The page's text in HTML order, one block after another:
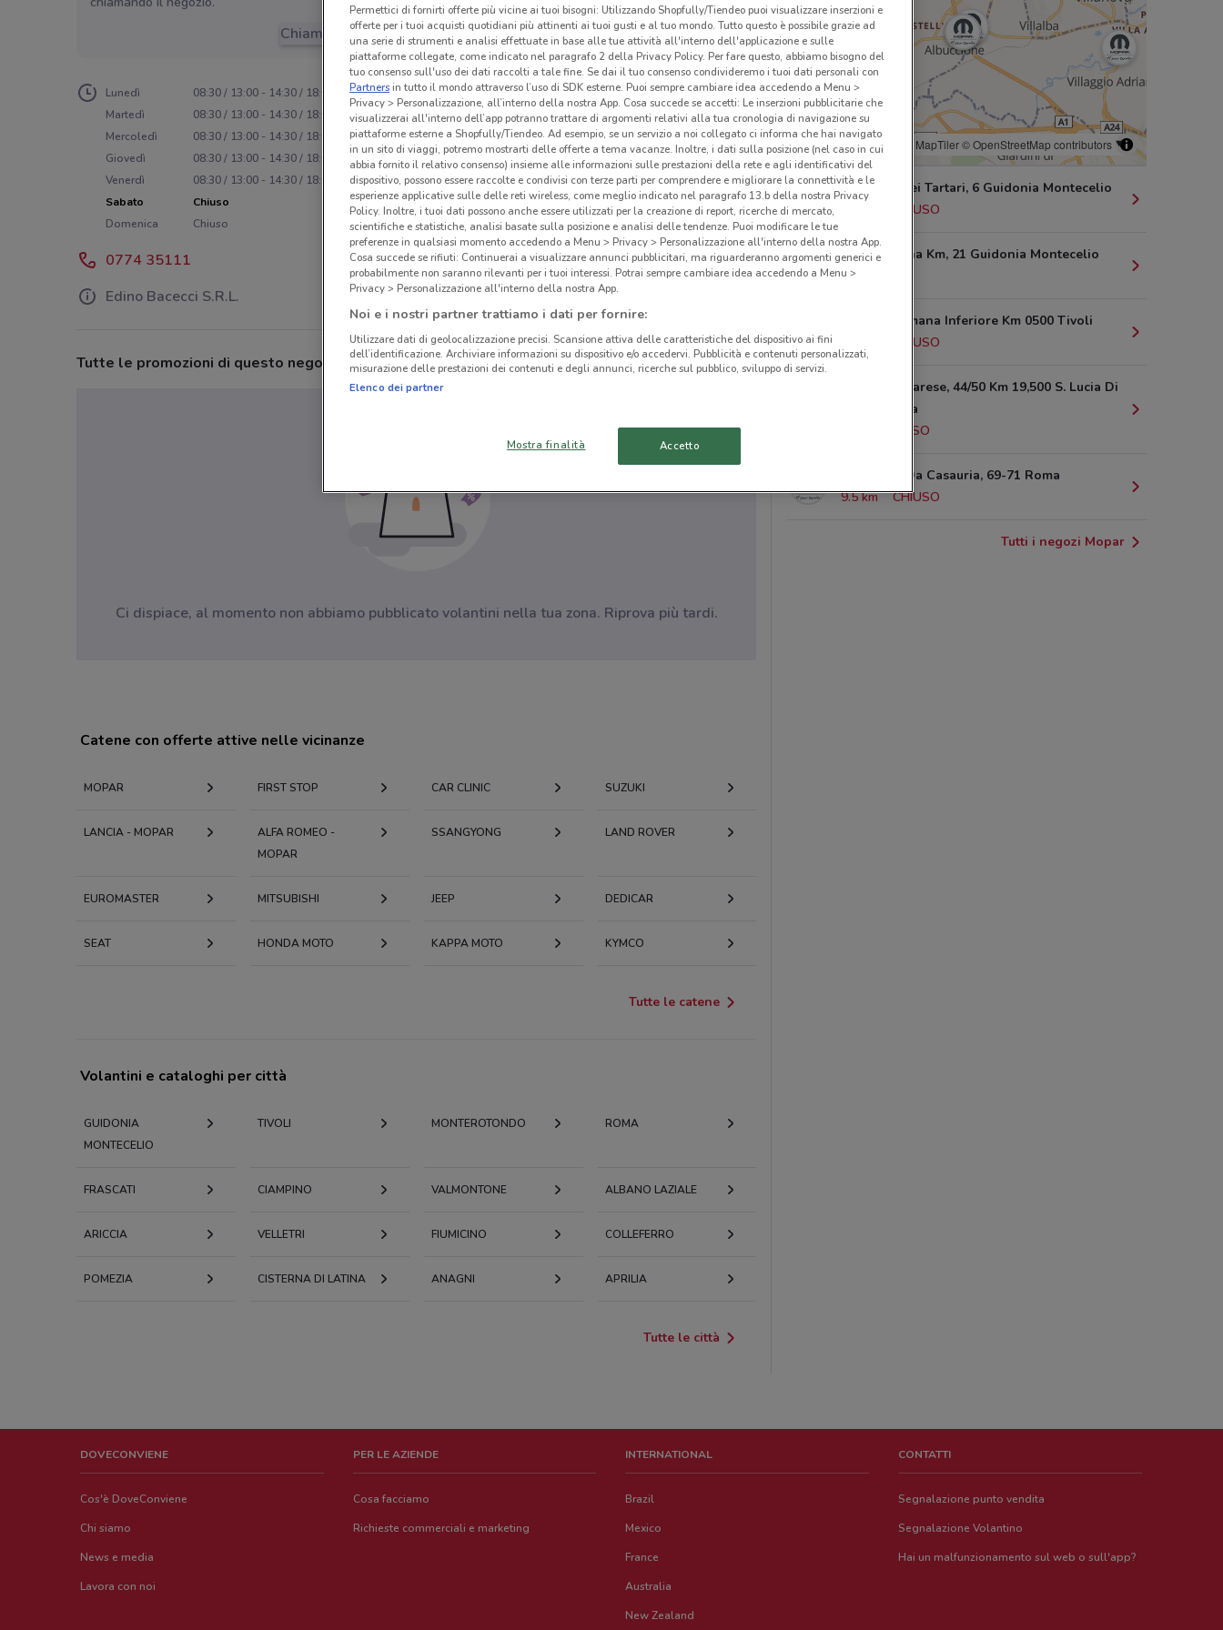
Chiama il negozio
Lunedì
08:30 / 13:00 - 14:30 / 18:00
Martedì
08:30 / 13:00 - 14:30 / 18:00
Mercoledì
08:30 / 13:00 - 14:30 / 18:00
Giovedì
08:30 / 13:00 - 14:30 / 18:00
Venerdì
08:30 / 13:00 - 14:30 / 18:00
Sabato
Chiuso
Domenica
Chiuso
0774 35111
Edino Bacecci S.R.L.
Tutte le promozioni di questo negozio
Ci dispiace, al momento non abbiamo pubblicato volantini nella tua zona. Riprova più tardi.
© MapTiler© OpenStreetMap contributors
Via Lago Dei Tartari, 6 Guidonia Montecelio
CHIUSO
Via Tiburtina Km, 21 Guidonia Montecelio
5.5 km
Via Maremmana Inferiore Km 0500 Tivoli
CHIUSO
Via Palombarese, 44/50 Km 19,500 S. Lucia Di
Fonte Nuova
CHIUSO
Via Tocco Da Casauria, 69-71 Roma
9.5 km
CHIUSO
Tutti i negozi Mopar
Catene con offerte attive nelle vicinanze
MOPAR FIRST STOP CAR CLINIC SUZUKI
LANCIA - MOPAR
ALFA ROMEO -
MOPAR
SSANGYONG LAND ROVER
EUROMASTER MITSUBISHI JEEP DEDICAR
SEAT HONDA MOTO KAPPA MOTO KYMCO
Tutte le catene
Volantini e cataloghi per città
GUIDONIA
MONTECELIO
TIVOLI MONTEROTONDO ROMA
FRASCATI CIAMPINO VALMONTONE ALBANO LAZIALE
ARICCIA VELLETRI FIUMICINO COLLEFERRO
POMEZIA CISTERNA DI LATINA ANAGNI APRILIA
Tutte le città
DOVECONVIENE
Cos'è DoveConviene
Chi siamo
News e media
Lavora con noi
PER LE AZIENDE
Cosa facciamo
Richieste commerciali e marketing
INTERNATIONAL
Brazil
Mexico
France
Australia
New Zealand
CONTATTI
Segnalazione punto vendita
Segnalazione Volantino
Hai un malfunzionamento sul web o sull'app?
Permettici di fornirti offerte più vicine ai tuoi bisogni: Utilizzando Shopfully/Tiendeo puoi visualizzare inserzioni e
offerte per i tuoi acquisti quotidiani più attinenti ai tuoi gusti e al tuo mondo. Tutto questo è possibile grazie ad
una serie di strumenti e analisi effettuate in base alle tue attività all'interno dell'applicazione e sulle
piattaforme collegate, come indicato nel paragrafo 2 della Privacy Policy. Per fare questo, abbiamo bisogno del
tuo consenso sull'uso dei dati raccolti a tale fine. Se dai il tuo consenso condivideremo i tuoi dati personali con
Partnersin tutto il mondo attraverso l’uso di SDK esterne. Puoi sempre cambiare idea accedendo a Menu >
Privacy > Personalizzazione, all’interno della nostra App. Cosa succede se accetti: Le inserzioni pubblicitarie che
visualizzerai all'interno dell’app potranno trattare di argomenti relativi alla tua cronologia di navigazione su
piattaforme esterne a Shopfully/Tiendeo. Ad esempio, se un servizio a noi collegato ci informa che hai navigato
in un sito di viaggi, potremo mostrarti delle offerte a tema vacanze. Inoltre, i dati sulla posizione (nel caso in cui
abbia fornito il relativo consenso) insieme alle informazioni sulle prestazioni della rete e agli identificativi del
dispositivo, possono essere raccolte e condivisi con terze parti per comprendere e migliorare la connettività e le
esperienze applicative sulle delle reti wireless, come meglio indicato nel paragrafo 13.b della nostra Privacy
Policy. Inoltre, i tuoi dati possono anche essere utilizzati per la creazione di report, ricerche di mercato,
scientifiche e statistiche, analisi basate sulla posizione e analisi delle tendenze. Puoi modificare le tue
preferenze in qualsiasi momento accedendo a Menu > Privacy > Personalizzazione all'interno della nostra App.
Cosa succede se rifiuti: Continuerai a visualizzare annunci pubblicitari, ma riguarderanno argomenti generici e
probabilmente non saranno rilevanti per i tuoi interessi. Potrai sempre cambiare idea accedendo a Menu >
Privacy > Personalizzazione all'interno della nostra App.
Noi e i nostri partner trattiamo i dati per fornire:
Utilizzare dati di geolocalizzazione precisi. Scansione attiva delle caratteristiche del dispositivo ai fini
dell’identificazione. Archiviare informazioni su dispositivo e/o accedervi. Pubblicità e contenuti personalizzati,
misurazione delle prestazioni dei contenuti e degli annunci, ricerche sul pubblico, sviluppo di servizi.
Elenco dei partner
Mostra finalità Accetto